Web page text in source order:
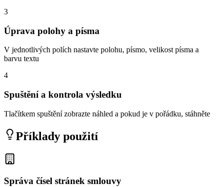
3
Úprava polohy a písma
V jednotlivých polích nastavte polohu, písmo, velikost písma a
barvu textu
4
Spuštění a kontrola výsledku
Tlačítkem spuštění zobrazte náhled a pokud je v pořádku, stáhněte
Příklady použití
Správa čísel stránek smlouvy